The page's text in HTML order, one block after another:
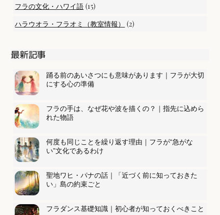
フラの文化・ハワイ語 (15)
ハラウオラ・フラオミ（教室情報） (2)
最新記事
踊る前のあいさつにも意味があります｜フラが大切
にする心の準備
フラの手は、なぜ花や波を描くの？｜指先に込めら
れた物語
何度も同じことを繰り返す理由｜フラが“急がな
い”文化であるわけ
聖地ワヒ・パナの話｜「近づく前に知っておきた
い」島の約束ごと
フラダンス基礎知識｜初心者が知っておくべきこと